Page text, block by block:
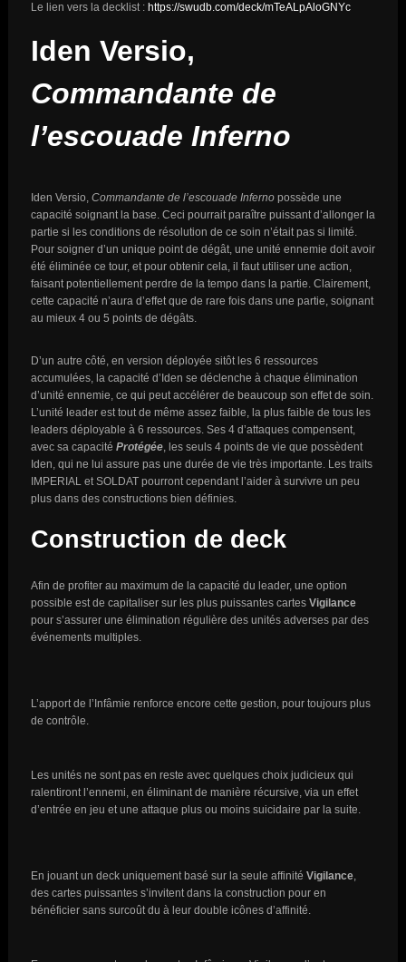
Le lien vers la decklist : https://swudb.com/deck/mTeALpAloGNYc
Iden Versio,
Commandante de
l’escouade Inferno
Iden Versio, Commandante de l’escouade Infernopossède une
capacité soignant la base. Ceci pourrait paraître puissant d’allonger la
partie si les conditions de résolution de ce soin n’était pas si limité.
Pour soigner d’un unique point de dégât, une unité ennemie doit avoir
été éliminée ce tour, et pour obtenir cela, il faut utiliser une action,
faisant potentiellement perdre de la tempo dans la partie. Clairement,
cette capacité n’aura d’effet que de rare fois dans une partie, soignant
au mieux 4 ou 5 points de dégâts.
D’un autre côté, en version déployée sitôt les 6 ressources
accumulées, la capacité d’Iden se déclenche à chaque élimination
d’unité ennemie, ce qui peut accélérer de beaucoup son effet de soin.
L’unité leader est tout de même assez faible, la plus faible de tous les
leaders déployable à 6 ressources. Ses 4 d’attaques compensent,
avec sa capacité Protégée, les seuls 4 points de vie que possèdent
Iden, qui ne lui assure pas une durée de vie très importante. Les traits
IMPERIAL et SOLDAT pourront cependant l’aider à survivre un peu
plus dans des constructions bien définies.
Construction de deck
Afin de profiter au maximum de la capacité du leader, une option
possible est de capitaliser sur les plus puissantes cartes Vigilance
pour s’assurer une élimination régulière des unités adverses par des
événements multiples.
L’apport de l’Infâmie renforce encore cette gestion, pour toujours plus
de contrôle.
Les unités ne sont pas en reste avec quelques choix judicieux qui
ralentiront l’ennemi, en éliminant de manière récursive, via un effet
d’entrée en jeu et une attaque plus ou moins suicidaire par la suite.
En jouant un deck uniquement basé sur la seule affinité Vigilance,
des cartes puissantes s’invitent dans la construction pour en
bénéficier sans surcoût du à leur double icônes d’affinité.